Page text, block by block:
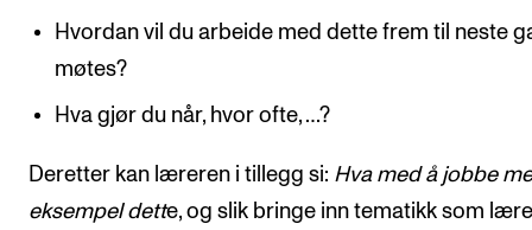
Hvordan vil du arbeide med dette frem til neste
møtes?
Hva gjør du når, hvor ofte, …?
Deretter kan læreren i tillegg si: Hva med å jobbe
eksempel dette, og slik bringe inn tematikk som